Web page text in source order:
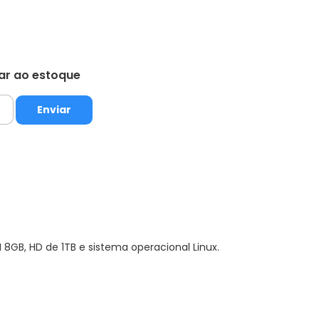
ao estoque
HD de 1TB e sistema operacional Linux.